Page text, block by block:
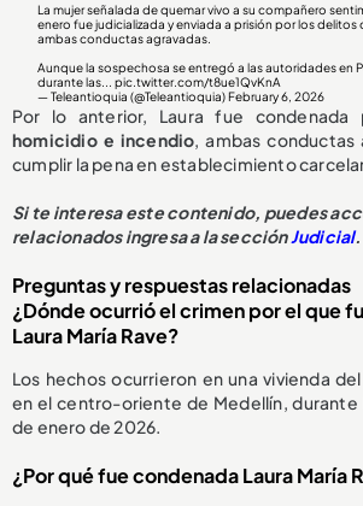
La mujer señalada de quemar vivo a su compañero
enero fue judicializada y enviada a prisión por los delitos
ambas conductas agravadas.
Aunque la sospechosa se entregó a las autoridades en
durante las...pic.twitter.com/t8ue1QvKnA
— Teleantioquia (@Teleantioquia)February 6, 2026
Por lo anterior, Laura fue condenada
homicidio e incendio, ambas conductas
cumplir la pena en establecimiento
Si te interesa este contenido, puedes
relacionados ingresa a la secciónJudicial.
Preguntas y respuestas relacionadas
¿Dónde ocurrió el crimen por el que
Laura María Rave?
Los hechos ocurrieron en una vivienda
en el centro-oriente de Medellín, durante
de enero de 2026.
¿Por qué fue condenada Laura María